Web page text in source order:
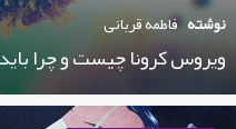
نوشته فاطمه قربانی
ویروس کرونا چیست و چرا